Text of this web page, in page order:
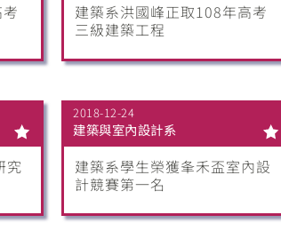
建築系洪國峰正取108年高考
三級建築工程
究
2018-12-24
建築與室內設計系
建築系學生榮獲夆禾盃室內設
計競賽第一名